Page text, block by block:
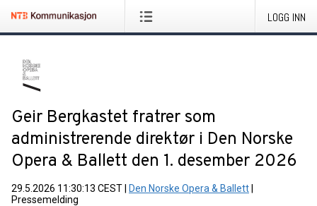
LOGG INN
Geir Bergkastet fratrer som
administrerende direktør i Den Norske
Opera & Ballett den 1. desember 2026
29.5.2026 11:30:13 CEST Den Norske Opera & Ballett
Pressemelding